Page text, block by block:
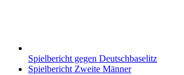
Spielbericht gegen Deutschbaselitz
Spielbericht Zweite Männer